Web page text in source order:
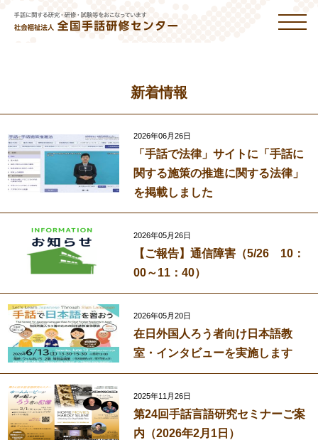
新着情報
2026年06月26日
「手話で法律」サイトに「手話に
関する施策の推進に関する法律」
を掲載しました
2026年05月26日
【ご報告】通信障害（5/26 10：
00～11：40）
2026年05月20日
在日外国人ろう者向け日本語教
室・インタビューを実施します
2025年11月26日
第24回手話言語研究セミナーご案
内（2026年2月1日）